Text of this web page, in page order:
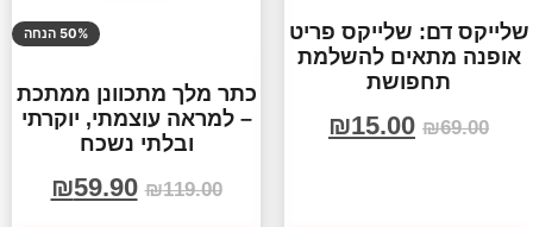
שלייקס דם: שלייקס פריט
אופנה מתאים להשלמת
תחפושת
₪69.00
₪15.00
50% הנחה
כתר מלך מתכוונן ממתכת
– למראה עוצמתי, יוקרתי
ובלתי נשכח
₪119.00
₪59.90